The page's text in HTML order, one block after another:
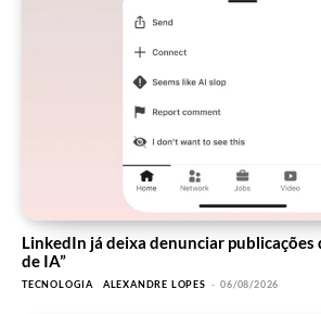
LinkedIn já deixa denunciar publicações
de IA”
TECNOLOGIA ALEXANDRE LOPES - 06/08/2026